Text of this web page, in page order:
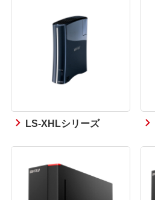
LS-XHLシリーズ